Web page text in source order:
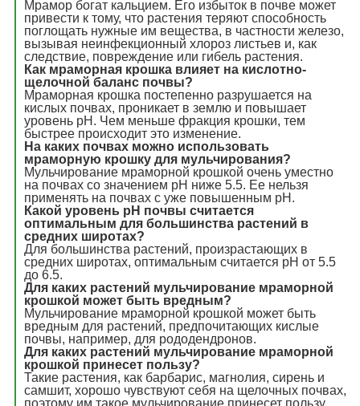
Мрамор богат кальцием. Его избыток в почве может
привести к тому, что растения теряют способность
поглощать нужные им вещества, в частности железо,
вызывая неинфекционный хлороз листьев и, как
следствие, повреждение или гибель растения.
Как мраморная крошка влияет на кислотно-
щелочной баланс почвы?
Мраморная крошка постепенно разрушается на
кислых почвах, проникает в землю и повышает
уровень pH. Чем меньше фракция крошки, тем
быстрее происходит это изменение.
На каких почвах можно использовать
мраморную крошку для мульчирования?
Мульчирование мраморной крошкой очень уместно
на почвах со значением pH ниже 5.5. Ее нельзя
применять на почвах с уже повышенным pH.
Какой уровень pH почвы считается
оптимальным для большинства растений в
средних широтах?
Для большинства растений, произрастающих в
средних широтах, оптимальным считается pH от 5.5
до 6.5.
Для каких растений мульчирование мраморной
крошкой может быть вредным?
Мульчирование мраморной крошкой может быть
вредным для растений, предпочитающих кислые
почвы, например, для рододендронов.
Для каких растений мульчирование мраморной
крошкой принесет пользу?
Такие растения, как барбарис, магнолия, сирень и
самшит, хорошо чувствуют себя на щелочных почвах,
поэтому им такое мульчирование принесет пользу.